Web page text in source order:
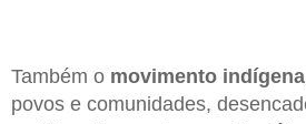
Também o movimento indígena
povos e comunidades,